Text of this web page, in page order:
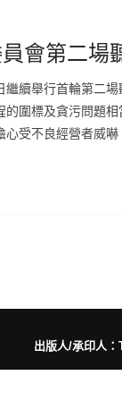
會第二場
續舉行首輪第二
的圍標及貪污問題
心受不良經營者威
出版人/承印人